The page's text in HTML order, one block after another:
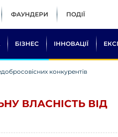
ФАУНДЕРИ ПОДІЇ
БІЗНЕС ІННОВАЦІЇ
конкурентів
ВЛАСНІСТЬ ВІД